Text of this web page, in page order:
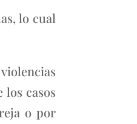
lo cual
casos
o por